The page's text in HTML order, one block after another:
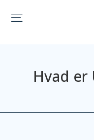
Hvad er